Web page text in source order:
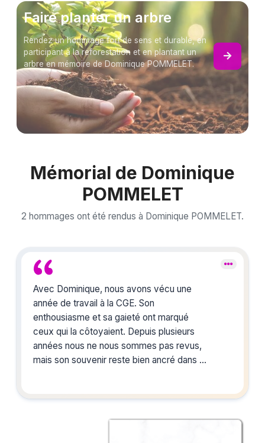
Faire planter un arbre
Rendez un hommage fort de sens et durable, en
participant à la reforestation et en plantant un
arbre en mémoire de Dominique POMMELET.
Mémorial de Dominique
POMMELET
2 hommages ont été rendus à Dominique POMMELET.
Avec Dominique, nous avons vécu une
année de travail à la CGE. Son
enthousiasme et sa gaieté ont marqué
ceux qui la côtoyaient. Depuis plusieurs
années nous ne nous sommes pas revus,
mais son souvenir reste bien ancré dans
tant pour elle, et nous prions pour que
l'espérance vous aide à surmonter cette